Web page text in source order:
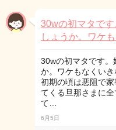
30wの初マタで
しょうか。ワケ
30wの初マタです。
か。ワケもなくい
初期の頃は悪阻で
てくる旦那さまに
て…
6月5日